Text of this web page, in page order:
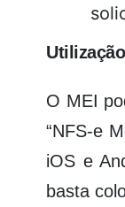
O MEI
“NFS-e
iOS e
basta